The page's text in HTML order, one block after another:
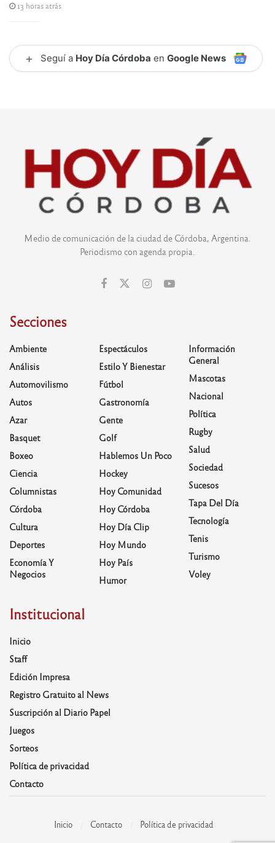
13 horas atrás
+ Seguí a Hoy Día Córdoba en Google News
Medio de comunicación de la ciudad de Córdoba, Argentina.
Periodismo con agenda propia.
Secciones
Ambiente
Análisis
Automovilismo
Autos
Azar
Basquet
Boxeo
Ciencia
Columnistas
Córdoba
Cultura
Deportes
Economía Y
Negocios
Espectáculos
Estilo Y Bienestar
Fútbol
Gastronomía
Gente
Golf
Hablemos Un Poco
Hockey
Hoy Comunidad
Hoy Córdoba
Hoy Día Clip
Hoy Mundo
Hoy País
Humor
Información
General
Mascotas
Nacional
Política
Rugby
Salud
Sociedad
Sucesos
Tapa Del Día
Tecnología
Tenis
Turismo
Voley
Institucional
Inicio
Staff
Edición Impresa
Registro Gratuito al News
Suscripción al Diario Papel
Juegos
Sorteos
Política de privacidad
Contacto
Inicio Contacto Política de privacidad